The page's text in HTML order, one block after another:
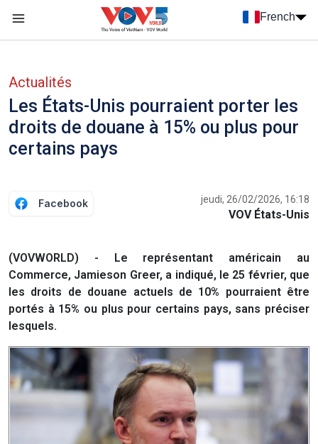
French
Actualités
Les États-Unis pourraient porter les
droits de douane à 15% ou plus pour
certains pays
Facebook jeudi, 26/02/2026, 16:18
VOV États-Unis
(VOVWORLD) - Le représentant américain au
Commerce, Jamieson Greer, a indiqué, le 25 février, que
les droits de douane actuels de 10% pourraient être
portés à 15% ou plus pour certains pays, sans préciser
lesquels.